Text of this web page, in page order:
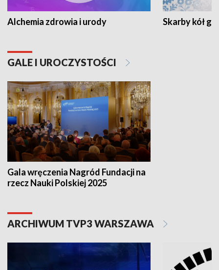
Alchemia zdrowia i urody Skarby kół
GALE I UROCZYSTOŚCI
Gala wręczenia Nagród Fundacji na
rzecz Nauki Polskiej 2025
ARCHIWUM TVP3 WARSZAWA